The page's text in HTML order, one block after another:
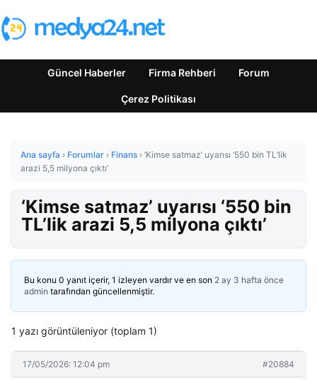
Güncel Haberler Firma Rehberi Forum
Çerez Politikası
Ana sayfa › Forumlar › Finans › ‘Kimse satmaz’ uyarısı ‘550 bin TL’lik
arazi 5,5 milyona çıktı’
‘Kimse satmaz’ uyarısı ‘550 bin
TL’lik arazi 5,5 milyona çıktı’
Bu konu 0 yanıt içerir, 1 izleyen vardır ve en son 2 ay 3 hafta önce
admin tarafından güncellenmiştir.
1 yazı görüntüleniyor (toplam 1)
17/05/2026: 12:04 pm #20884